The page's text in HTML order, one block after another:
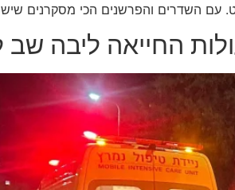
עם השדרים והפרשנים הכי מסקרנים שיש